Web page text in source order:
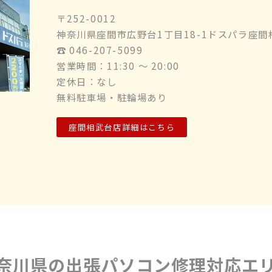
〒252-0012
神奈川県座間市広野台1丁目18-1ドスパラ座間
☎︎ 046-207-5099
営業時間：11:30 ～ 20:00
定休日：なし
無料駐車場・駐輪場あり
座間相武台店詳細はこちら
川県の出張パソコン修理対応エ